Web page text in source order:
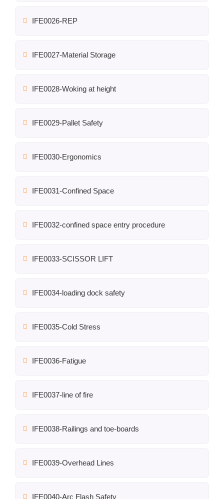
IFE0026-REP
IFE0027-Material Storage
IFE0028-Woking at height
IFE0029-Pallet Safety
IFE0030-Ergonomics
IFE0031-Confined Space
IFE0032-confined space entry procedure
IFE0033-SCISSOR LIFT
IFE0034-loading dock safety
IFE0035-Cold Stress
IFE0036-Fatigue
IFE0037-line of fire
IFE0038-Railings and toe-boards
IFE0039-Overhead Lines
IFE0040-Arc Flash Safety